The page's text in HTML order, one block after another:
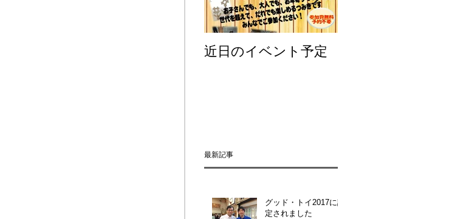
近日のイベント予定
最新記事
グッド・トイ2017に認
定されました